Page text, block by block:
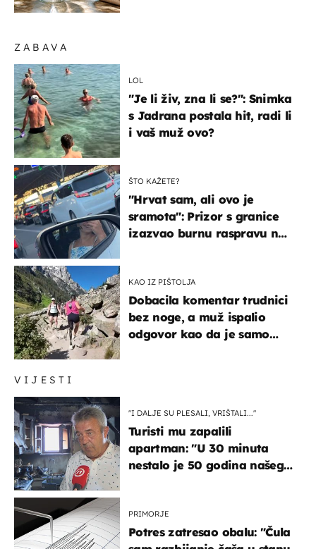
VIJESTI
"I DALJE SU PLESALI, VRIŠTALI..."
Turisti mu zapalili
apartman: "U 30 minuta
nestalo je 50 godina našeg
PRIMORJE
Potres zatresao obalu: "Čula
ZABAVA
LOL
"Je li živ, zna li se?": Snimka
s Jadrana postala hit, radi li
i vaš muž ovo?
ŠTO KAŽETE?
"Hrvat sam, ali ovo je
sramota": Prizor s granice
izazvao burnu raspravu na
KAO IZ PIŠTOLJA
Dobacila komentar trudnici
bez noge, a muž ispalio
odgovor kao da je samo